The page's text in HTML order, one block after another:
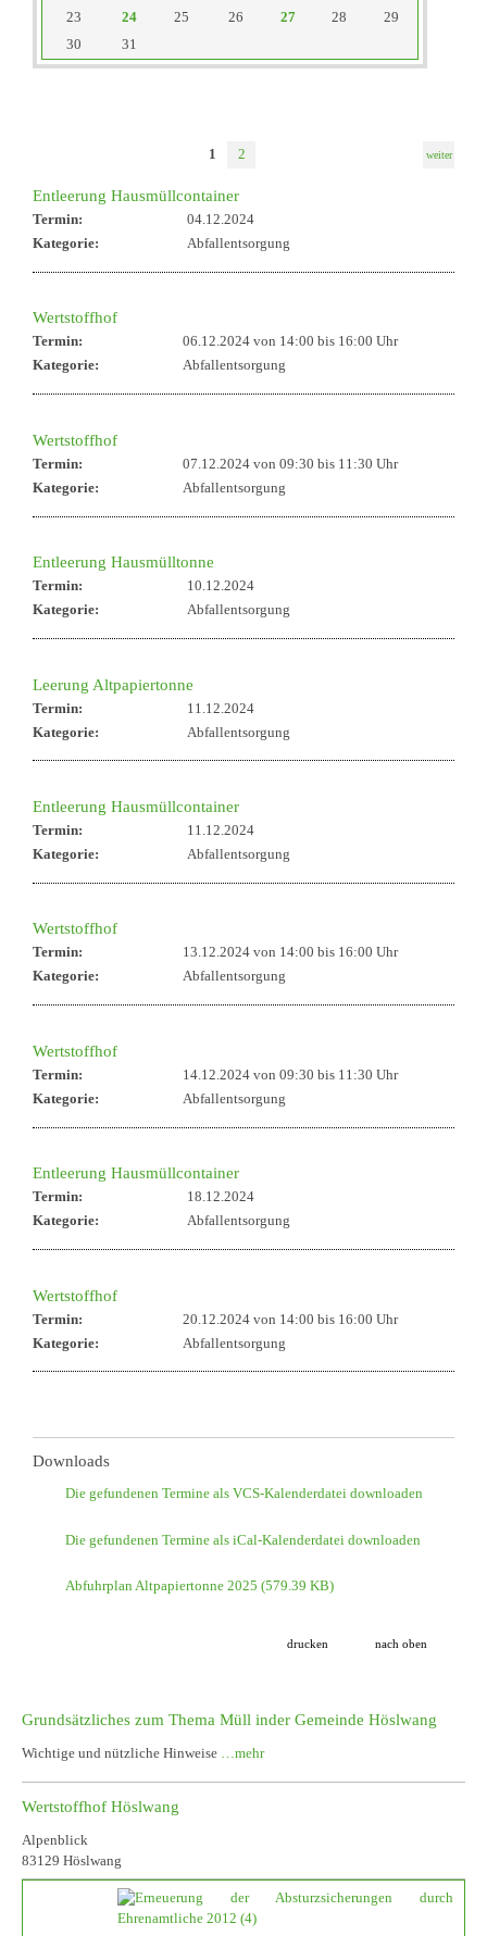
23
24 25 26 27 28
29
30
31
1 2 weiter
Entleerung Hausmüllcontainer
Termin:
04.12.2024
Kategorie:
Abfallentsorgung
Wertstoffhof
Termin: 06.12.2024 von 14:00 bis 16:00 Uhr
Kategorie:
Abfallentsorgung
Wertstoffhof
Termin: 07.12.2024 von 09:30 bis 11:30 Uhr
Kategorie:
Abfallentsorgung
Entleerung Hausmülltonne
Termin:
10.12.2024
Kategorie:
Abfallentsorgung
Leerung Altpapiertonne
Termin:
11.12.2024
Kategorie:
Abfallentsorgung
Entleerung Hausmüllcontainer
Termin:
11.12.2024
Kategorie:
Abfallentsorgung
Wertstoffhof
Termin: 13.12.2024 von 14:00 bis 16:00 Uhr
Kategorie:
Abfallentsorgung
Wertstoffhof
Termin: 14.12.2024 von 09:30 bis 11:30 Uhr
Kategorie:
Abfallentsorgung
Entleerung Hausmüllcontainer
Termin:
18.12.2024
Kategorie:
Abfallentsorgung
Wertstoffhof
Termin: 20.12.2024 von 14:00 bis 16:00 Uhr
Kategorie:
Abfallentsorgung
Downloads
Die gefundenen Termine als VCS-Kalenderdatei downloaden
Die gefundenen Termine als iCal-Kalenderdatei downloaden
Abfuhrplan Altpapiertonne 2025 (579.39 KB)
drucken nach oben
Grundsätzliches zum Thema Müll inder Gemeinde Höslwang
Wichtige und nützliche Hinweise …mehr
Wertstoffhof Höslwang
Alpenblick
83129 Höslwang